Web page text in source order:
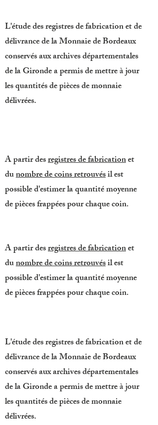
L'étude des registres de fabrication et de
délivrance de la Monnaie de Bordeaux
conservés aux archives départementales
de la Gironde a permis de mettre à jour
les quantités de pièces de monnaie
délivrées.
L'étude des registres de fabrication et de
délivrance de la Monnaie de Bordeaux
conservés aux archives départementales
de la Gironde a permis de mettre à jour
les quantités de pièces de monnaie
délivrées.
A partir desregistres de fabricationet
dunombre de coins retrouvésil est
possible d'estimer la quantité moyenne
de pièces frappées pour chaque coin.
A partir desregistres de fabricationet
dunombre de coins retrouvésil est
possible d'estimer la quantité moyenne
de pièces frappées pour chaque coin.